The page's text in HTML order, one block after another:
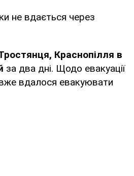
не вдається через
Краснопілля в
за два дні. Щодо евакуації
вдалося евакуювати